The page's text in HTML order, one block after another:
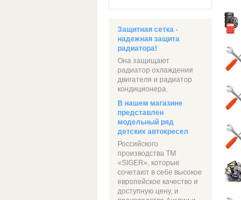
Защитная сетка -
надежная защита
радиатора!
Она защищают
радиатор охлаждения
двигателя и радиатор
кондиционера.
В нашем магазине
представлен
модельный ряд
детских автокресел
Российского
производства ТМ
«SIGER», которые
сочетают в себе высокое
европейское качество и
доступную цену, и